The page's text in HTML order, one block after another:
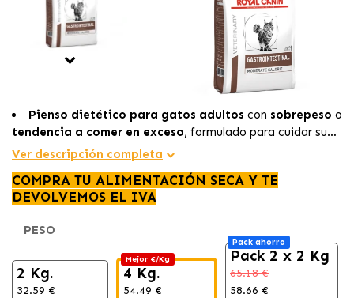
Pienso dietético para gatos adultos con sobrepeso o
tendencia a comer en exceso, formulado para cuidar su
salud digestiva
Ver descripción completa
COMPRA TU ALIMENTACIÓN SECA Y TE
DEVOLVEMOS EL IVA
PESO
2 Kg.
32.59 €
Mejor €/Kg
4 Kg.
54.49 €
Pack ahorro
Pack 2 x 2 Kg
65.18 €
58.66 €